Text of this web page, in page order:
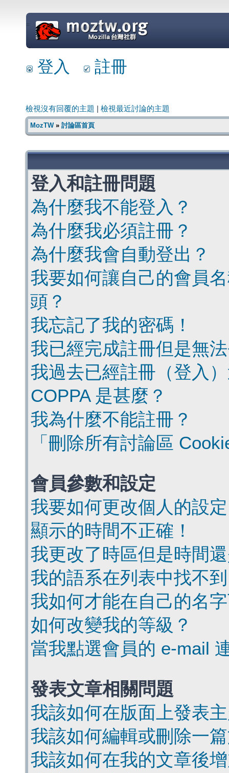
=
登入 註冊
檢視沒有回覆的主題 檢視最近討論的主題
MozTW» 討論區首頁
登入和註冊問題
為什麼我不能登入？
為什麼我必須註冊？
為什麼我會自動登出？
我要如何讓自己的會員
頭？
我忘記了我的密碼！
我已經完成註冊但是無
我過去已經註冊（登入
COPPA 是甚麼？
我為什麼不能註冊？
「刪除所有討論區
會員參數和設定
我要如何更改個人的設
顯示的時間不正確！
我更改了時區但是時間
我的語系在列表中找不
我如何才能在自己的名
如何改變我的等級？
當我點選會員的 e-mail
發表文章相關問題
我該如何在版面上發表
我該如何編輯或刪除一
我該如何在我的文章後